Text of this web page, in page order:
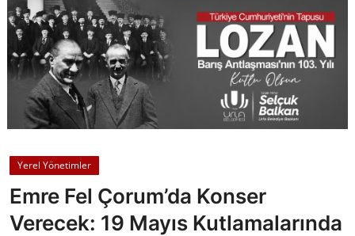
Künye
Ankara
TBMM
Cumhurbaşkanlığı
Bakanlıklar
Yerel Yönetimler
Emre Fel Çorum’da Konser
Verecek: 19 Mayıs Kutlamalarında